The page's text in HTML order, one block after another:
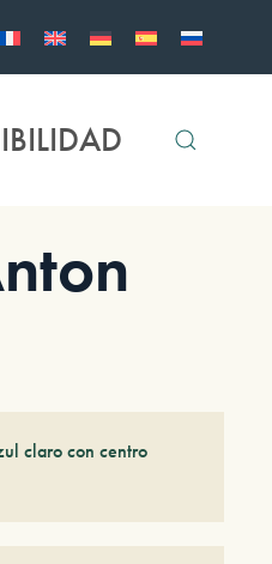
claro con centro